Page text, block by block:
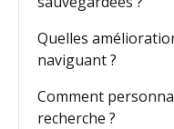
Quelles
naviguant ?
Comment
recherche ?